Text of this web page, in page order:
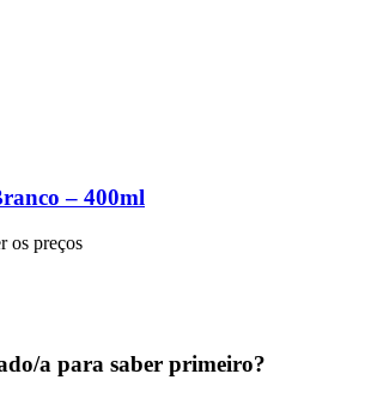
– 400ml
os preços
a para saber primeiro?